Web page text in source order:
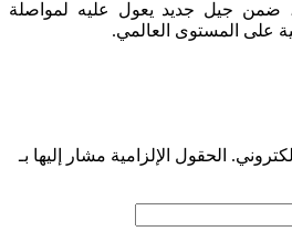
ضمن جيل جديد يعول عليه لمواصلة
على المستوى العالمي.
الحقول الإلزامية مشار إليها بـ